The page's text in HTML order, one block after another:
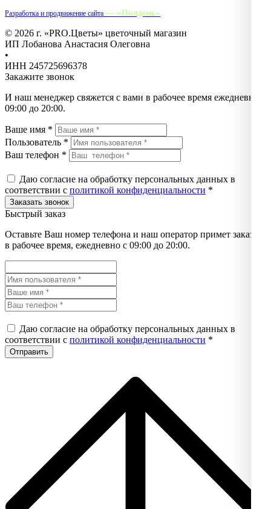
Разработка и продвижение сайта — «Полдень»
© 2026 г. «PRO.Цветы» цветочный магазин
ИП Лобанова Анастасия Олеговна
•
ИНН 245725696378
Закажите звонок
И наш менеджер свяжется с вами в рабочее время ежедневно с
09:00 до 20:00.
Ваше имя *
Пользователь *
Ваш телефон *
Даю согласие на обработку персональных данных в
соответствии с политикой конфиденциальности *
Быстрый заказ
Оставьте Ваш номер телефона и наш оператор примет заказ
в рабочее время, ежедневно с 09:00 до 20:00.
Даю согласие на обработку персональных данных в
соответствии с политикой конфиденциальности *